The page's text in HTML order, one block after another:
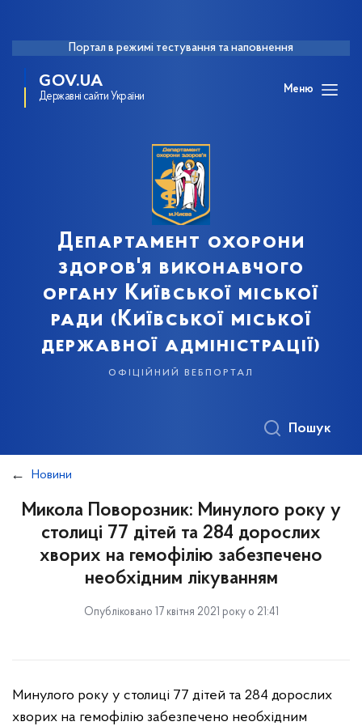
Портал в режимі тестування та наповнення
GOV.UA
Державні сайти України
Меню
Департамент охорони
здоров'я виконавчого
органу Київської міської
ради (Київської міської
державної адміністрації)
офіційний вебпортал
Пошук
Новини
Микола Поворозник: Минулого року у
столиці 77 дітей та 284 дорослих
хворих на гемофілію забезпечено
необхідним лікуванням
Опубліковано 17 квітня 2021 року о 21:41
Минулого року у столиці 77 дітей та 284 дорослих
хворих на гемофілію забезпечено необхідним